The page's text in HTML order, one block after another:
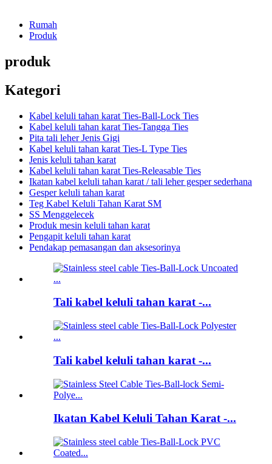
Rumah
Produk
produk
Kategori
Kabel keluli tahan karat Ties-Ball-Lock Ties
Kabel keluli tahan karat Ties-Tangga Ties
Pita tali leher Jenis Gigi
Kabel keluli tahan karat Ties-L Type Ties
Jenis keluli tahan karat
Kabel keluli tahan karat Ties-Releasable Ties
Ikatan kabel keluli tahan karat / tali leher gesper sederhana
Gesper keluli tahan karat
Teg Kabel Keluli Tahan Karat SM
SS Menggelecek
Produk mesin keluli tahan karat
Pengapit keluli tahan karat
Pendakap pemasangan dan aksesorinya
Tali kabel keluli tahan karat -...
Tali kabel keluli tahan karat -...
Ikatan Kabel Keluli Tahan Karat -...